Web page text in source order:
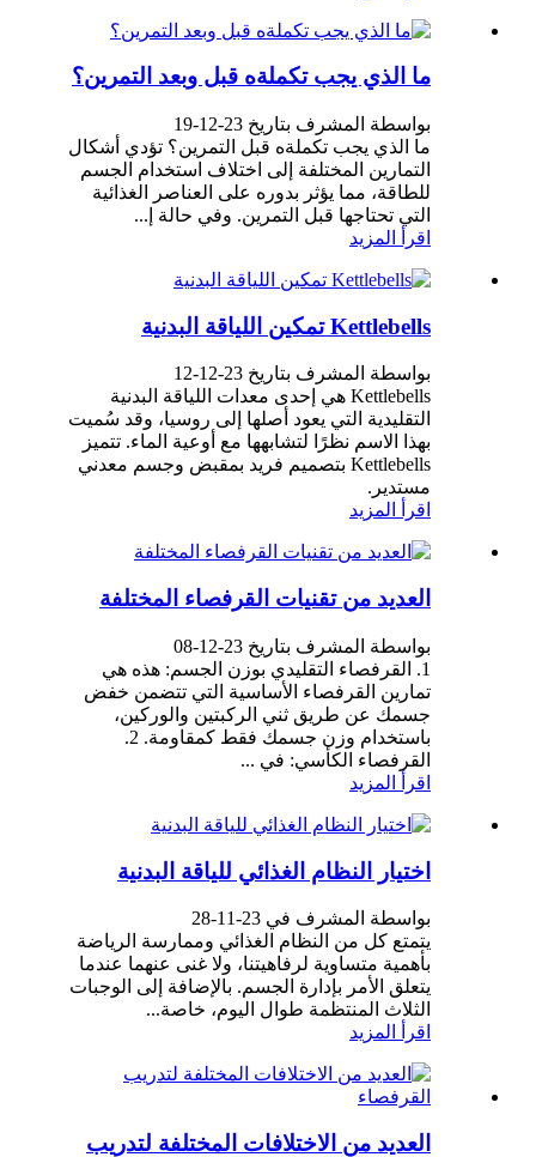
ما الذي يجب تكملةه قبل وبعد التمرين؟
بواسطة المشرف بتاريخ 23-12-19
ما الذي يجب تكملةه قبل التمرين؟ تؤدي أشكال
التمارين المختلفة إلى اختلاف استخدام الجسم
للطاقة، مما يؤثر بدوره على العناصر الغذائية
التي تحتاجها قبل التمرين. وفي حالة إ...
اقرأ المزيد
Kettlebells تمكين اللياقة البدنية
بواسطة المشرف بتاريخ 23-12-12
Kettlebells هي إحدى معدات اللياقة البدنية
التقليدية التي يعود أصلها إلى روسيا، وقد سُميت
بهذا الاسم نظرًا لتشابهها مع أوعية الماء. تتميز
Kettlebells بتصميم فريد بمقبض وجسم معدني
مستدير.
اقرأ المزيد
العديد من تقنيات القرفصاء المختلفة
بواسطة المشرف بتاريخ 23-12-08
1. القرفصاء التقليدي بوزن الجسم: هذه هي
تمارين القرفصاء الأساسية التي تتضمن خفض
جسمك عن طريق ثني الركبتين والوركين،
باستخدام وزن جسمك فقط كمقاومة. 2.
القرفصاء الكأسي: في ...
اقرأ المزيد
اختيار النظام الغذائي للياقة البدنية
بواسطة المشرف في 23-11-28
يتمتع كل من النظام الغذائي وممارسة الرياضة
بأهمية متساوية لرفاهيتنا، ولا غنى عنهما عندما
يتعلق الأمر بإدارة الجسم. بالإضافة إلى الوجبات
الثلاث المنتظمة طوال اليوم، خاصة...
اقرأ المزيد
العديد من الاختلافات المختلفة لتدريب